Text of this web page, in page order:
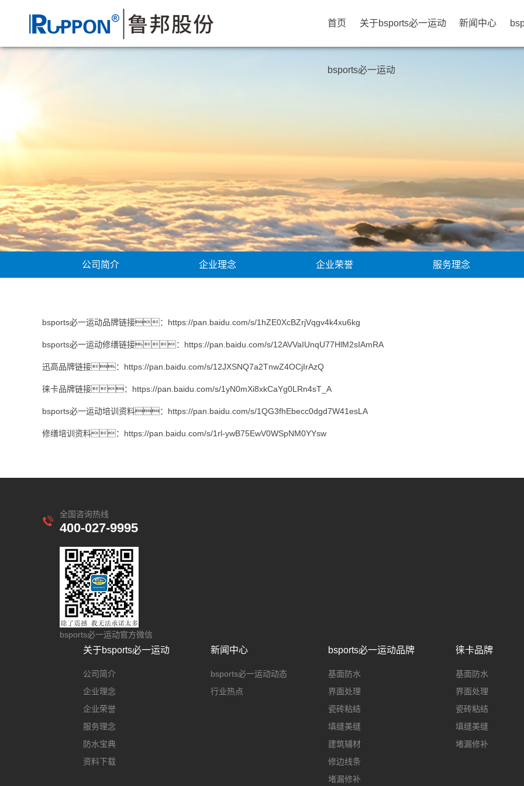
首页 关于bsports必一运动 新闻中心
bsports必一运动
公司简介 企业理念 企业荣誉 服务理念
bsports必一运动品牌链接： https://pan.baidu.com/s/1hZE0XcBZrjVqgv4k4xu6kg
bsports必一运动修缮链接： https://pan.baidu.com/s/12AVVaIUnqU77HlM2sIAmRA
迅高品牌链接： https://pan.baidu.com/s/12JXSNQ7a2TnwZ4OCjIrAzQ
徕卡品牌链接： https://pan.baidu.com/s/1yN0mXi8xkCaYg0LRn4sT_A
bsports必一运动培训资料： https://pan.baidu.com/s/1QG3fhEbecc0dgd7W41esLA
修缮培训资料： https://pan.baidu.com/s/1rl-ywB75EwV0WSpNM0YYsw
全国咨询热线
400-027-9995
bsports必一运动官方微信
关于bsports必一运动
公司简介
企业理念
企业荣誉
服务理念
防水宝典
资料下载
新闻中心
bsports必一运动动态
行业热点
bsports必一运动品牌
基面防水
界面处理
瓷砖粘结
填缝美缝
建筑辅材
修边线条
堵漏修补
徕卡品牌
基面防水
界面处理
瓷砖粘结
填缝美缝
堵漏修补